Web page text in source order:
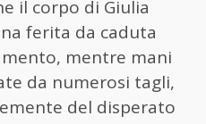
il corpo di Giulia
ferita da caduta
mentre mani
da numerosi tagli,
del disperato